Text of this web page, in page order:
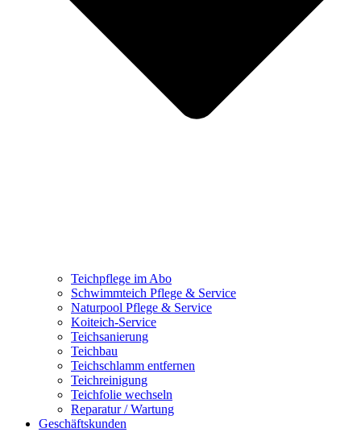
Teichpflege im Abo
Schwimmteich Pflege & Service
Naturpool Pflege & Service
Koiteich-Service
Teichsanierung
Teichbau
Teichschlamm entfernen
Teichreinigung
Teichfolie wechseln
Reparatur / Wartung
Geschäftskunden